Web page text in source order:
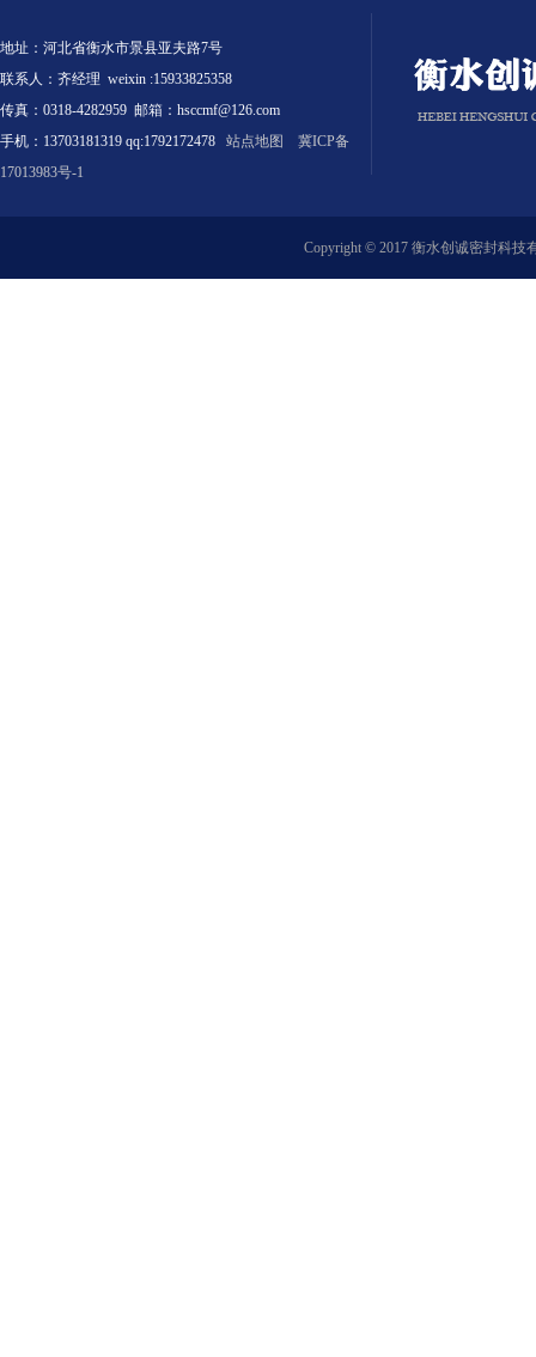
地址：河北省衡水市景县亚夫路7号
联系人：齐经理 weixin :15933825358
传真：0318-4282959 邮箱：hsccmf@126.com
手机：13703181319 qq:1792172478 站点地图
冀ICP备
17013983号-1
Copyright © 2017 衡水创诚密封科